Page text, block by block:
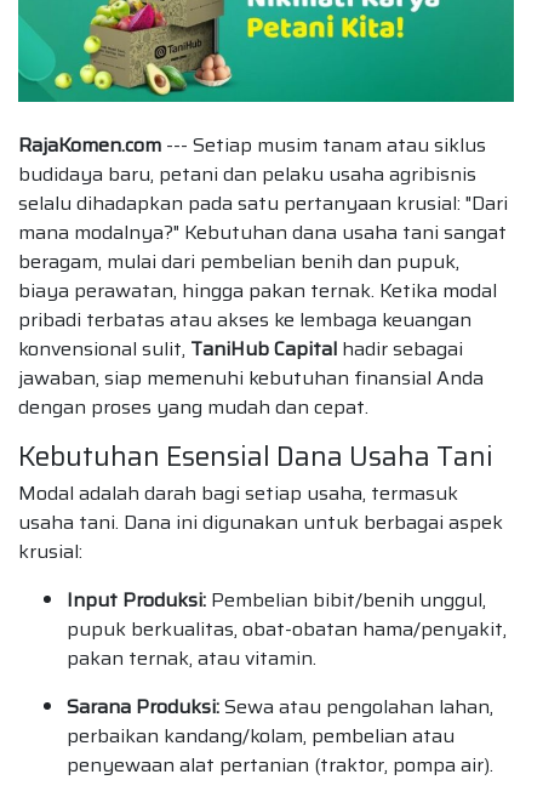
RajaKomen.com --- Setiap musim tanam atau siklus
budidaya baru, petani dan pelaku usaha agribisnis
selalu dihadapkan pada satu pertanyaan krusial: "Dari
mana modalnya?" Kebutuhan dana usaha tani sangat
beragam, mulai dari pembelian benih dan pupuk,
biaya perawatan, hingga pakan ternak. Ketika modal
pribadi terbatas atau akses ke lembaga keuangan
konvensional sulit, TaniHub Capital hadir sebagai
jawaban, siap memenuhi kebutuhan finansial Anda
dengan proses yang mudah dan cepat.
Kebutuhan Esensial Dana Usaha Tani
Modal adalah darah bagi setiap usaha, termasuk
usaha tani. Dana ini digunakan untuk berbagai aspek
krusial:
Input Produksi: Pembelian bibit/benih unggul,
pupuk berkualitas, obat-obatan hama/penyakit,
pakan ternak, atau vitamin.
Sarana Produksi:Sewa atau pengolahan lahan,
perbaikan kandang/kolam, pembelian atau
penyewaan alat pertanian (traktor, pompa air).